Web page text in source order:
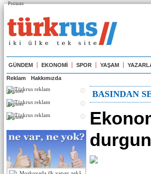
Реклама
GÜNDEM EKONOMİ SPOR YAŞAM
Reklam Hakkımızda
Реклама
Реклама
Реклама
BASINDAN